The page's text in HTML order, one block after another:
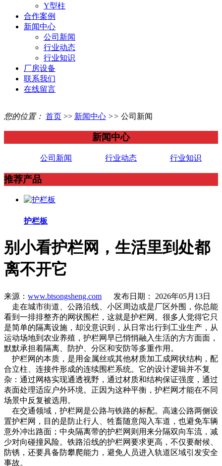
Y型柱
合作案例
新闻中心
公司新闻
行业动态
行业知识
厂房设备
联系我们
在线留言
您的位置： 首页 >> 新闻中心 >> 公司新闻
新闻中心
公司新闻 行业动态 行业知识
推荐产品
护栏板
别小看护栏网，生活里到处都
离不开它
来源： www.btsongsheng.com 发布日期： 2026年05月13日
走在城市街道、公路沿线、小区周边或是厂区外围，你总能
看到一排排整齐的网状围栏，这就是护栏网。很多人觉得它只
是简单的隔离设施，却没意识到，从日常出行到工业生产，从
运动场地到农业养殖，护栏网早已悄悄融入生活的方方面面，
默默承担着隔离、防护、分区和安防等多重作用。
护栏网的本质，是用金属丝或其他材质加工成网状结构，配
合立柱、连接件形成的连续围栏系统。它的设计逻辑并不复
杂：通过网格实现通透视野，通过材质和结构保证强度，通过
表面处理适应户外环境。正因为这种平衡，护栏网才能在不同
场景中反复被选用。
在交通领域，护栏网是公路与铁路的标配。高速公路两侧设
置护栏网，目的是防止行人、牲畜随意闯入车道，也避免车辆
意外冲出路面；中央隔离带的护栏网则用来分隔双向车流，减
少对向碰撞风险。铁路沿线的护栏网要求更高，不仅要耐候、
防锈，还要具备防攀爬能力，避免人员进入轨道区域引发安全
事故。